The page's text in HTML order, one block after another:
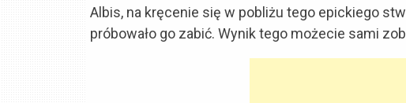
Albis, na kręcenie się w pobliżu tego epickiego
próbowało go zabić. Wynik tego możecie sami